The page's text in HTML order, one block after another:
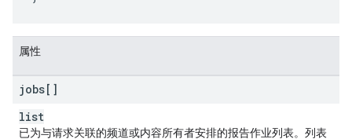
属性
jobs[]
list
已为与请求关联的频道或内容所有者安排的报告作业列表。列表